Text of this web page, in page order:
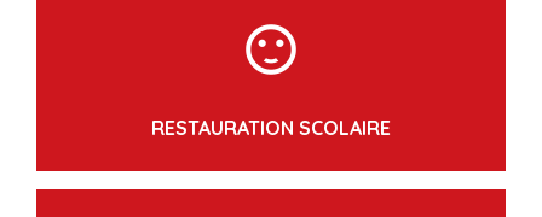
sentiment_satisfied
RESTAURATION SCOLAIRE